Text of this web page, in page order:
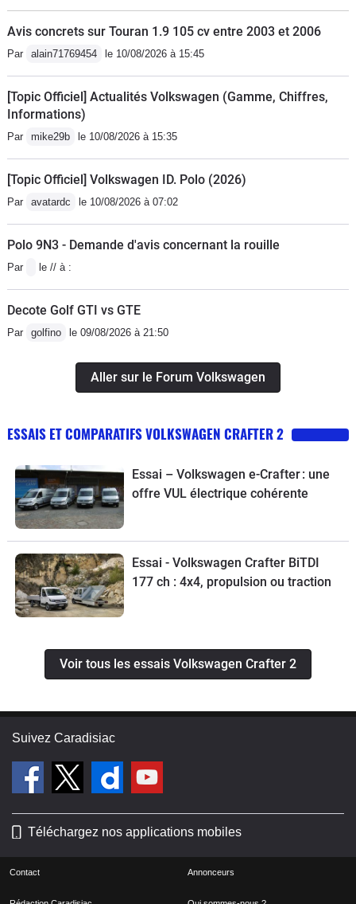
Avis concrets sur Touran 1.9 105 cv entre 2003 et 2006
Par alain71769454 le 10/08/2026 à 15:45
[Topic Officiel] Actualités Volkswagen (Gamme, Chiffres,
Informations)
Par mike29b le 10/08/2026 à 15:35
[Topic Officiel] Volkswagen ID. Polo (2026)
Par avatardc le 10/08/2026 à 07:02
Polo 9N3 - Demande d'avis concernant la rouille
Par le // à :
Decote Golf GTI vs GTE
Par golfino le 09/08/2026 à 21:50
Aller sur le Forum Volkswagen
ESSAIS ET COMPARATIFS VOLKSWAGEN CRAFTER 2
Essai – Volkswagen e-Crafter : une
offre VUL électrique cohérente
Essai - Volkswagen Crafter BiTDI
177 ch : 4x4, propulsion ou traction
Voir tous les essais Volkswagen Crafter 2
Suivez Caradisiac
Téléchargez nos applications mobiles
Contact Annonceurs